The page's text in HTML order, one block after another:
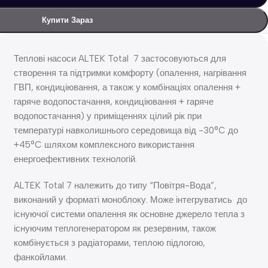
Купити Зараз
Теплові насоси ALTEK Total 7 застосовуються для
створення та підтримки комфорту (опалення, нагрівання
ГВП, кондиціювання, а також у комбінаціях опалення +
гаряче водопостачання, кондиціювання + гаряче
водопостачання) у приміщеннях цілий рік при
температурі навколишнього середовища від -30°C до
+45°C шляхом комплексного використання
енергоефективних технологій.
ALTEK Total 7 належить до типу “Повітря-Вода”,
виконаний у форматі моноблоку. Може інтегруватись до
існуючої системи опалення як основне джерело тепла з
існуючим теплогенератором як резервним, також
комбінується з радіаторами, теплою підлогою,
фанкойлами.